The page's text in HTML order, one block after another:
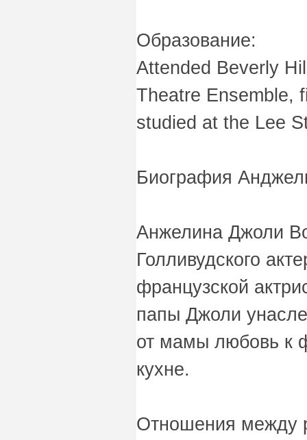
Образование:
Attended Beverly
Theatre Ensemble,
studied at the Lee
Биография
Анжелина Джоли
Голливудского
французской
папы Джоли
от мамы любовь к
кухне.
Отношения между